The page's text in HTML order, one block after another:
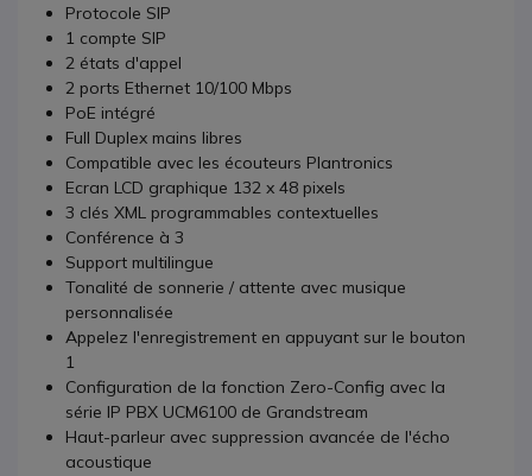
Protocole SIP
1 compte SIP
2 états d'appel
2 ports Ethernet 10/100 Mbps
PoE intégré
Full Duplex mains libres
Compatible avec les écouteurs Plantronics
Ecran LCD graphique 132 x 48 pixels
3 clés XML programmables contextuelles
Conférence à 3
Support multilingue
Tonalité de sonnerie / attente avec musique
personnalisée
Appelez l'enregistrement en appuyant sur le bouton
1
Configuration de la fonction Zero-Config avec la
série IP PBX UCM6100 de Grandstream
Haut-parleur avec suppression avancée de l'écho
acoustique